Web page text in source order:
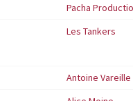
Pacha
Les Tankers
Antoine Vareille